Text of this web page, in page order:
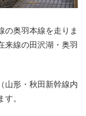
の奥羽本線を走りま
来線の田沢湖・奥羽
山形・秋田新幹線内
。